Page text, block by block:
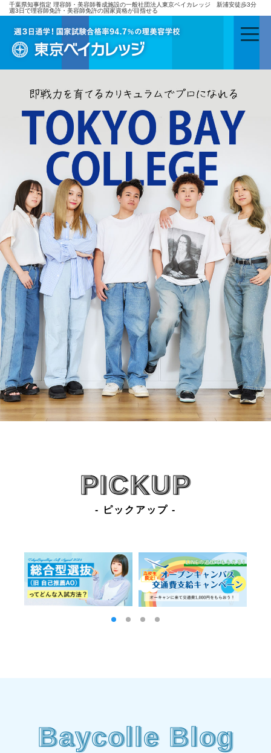
千葉県知事指定 理容師・美容師養成施設の一般社団法人東京ベイカレッジ 新浦安徒歩3分
週3日で理容師免許・美容師免許の国家資格が目指せる
PICKUP
- ピックアップ -
Baycolle Blog